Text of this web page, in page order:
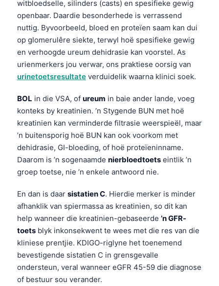
witbloedselle, silinders (casts) en spesifieke gewig
openbaar. Daardie besonderhede is verrassend
nuttig. Byvoorbeeld, bloed en proteïen saam kan dui
op glomerulêre siekte, terwyl hoë spesifieke gewig
en verhoogde ureum dehidrasie kan voorstel. As
urienmerkers jou verwar, ons praktiese oorsig van
urinetoetsresultate verduidelik waarna klinici soek.
BOL in die VSA, of ureum in baie ander lande, voeg
konteks by kreatinien. ’n Stygende BUN met hoë
kreatinien kan verminderde filtrasie weerspieël, maar
’n buitensporig hoë BUN kan ook voorkom met
dehidrasie, GI-bloeding, of hoë proteïeninname.
Daarom is ’n sogenaamde nierbloedtoets eintlik ’n
groep toetse, nie ’n enkele antwoord nie.
En dan is daar sistatien C. Hierdie merker is minder
afhanklik van spiermassa as kreatinien, so dit kan
help wanneer die kreatinien-gebaseerde ’n GFR-
toets blyk inkonsekwent te wees met die res van die
kliniese prentjie. KDIGO-riglyne het toenemend
bevestigende sistatien C in grensgevalle
ondersteun, veral wanneer eGFR 45-59 die diagnose
of bestuur sou verander.
Українська
O‘zbekcha
Català
Қазақ тілі
Suomi
Hrvatski
پښتو
සිංහල
অসমীয়া
Galego
Latviešu valoda
Македонски јазик
Euskara
Gàidhlig
Occitan